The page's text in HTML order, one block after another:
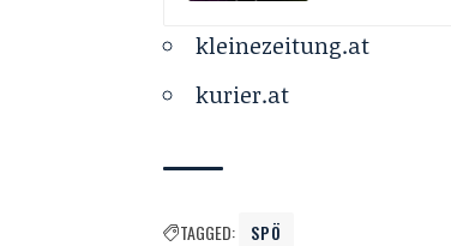
kleinezeitung.at
kurier.at
TAGGED: SPÖ